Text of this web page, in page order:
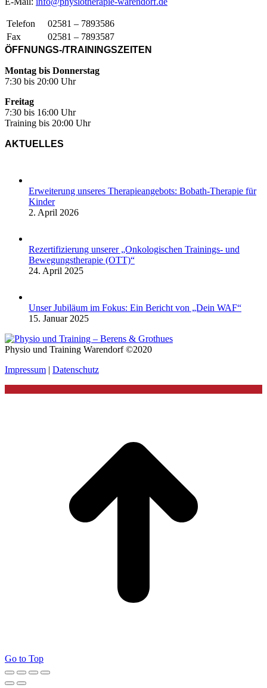
Telefon
02581 – 7893586
Fax
02581 – 7893587
ÖFFNUNGS-/TRAININGSZEITEN
Montag bis Donnerstag
7:30 bis 20:00 Uhr
Freitag
7:30 bis 16:00 Uhr
Training bis 20:00 Uhr
AKTUELLES
Erweiterung unseres Therapieangebots: Bobath-Therapie für
Kinder
2. April 2026
Rezertifizierung unserer „Onkologischen Trainings- und
Bewegungstherapie (OTT)“
24. April 2025
Unser Jubiläum im Fokus: Ein Bericht von „Dein WAF“
15. Januar 2025
Physio und Training Warendorf ©2020
Impressum | Datenschutz
Go to Top